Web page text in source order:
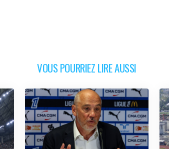
VOUS POURRIEZ LIRE AUSSI